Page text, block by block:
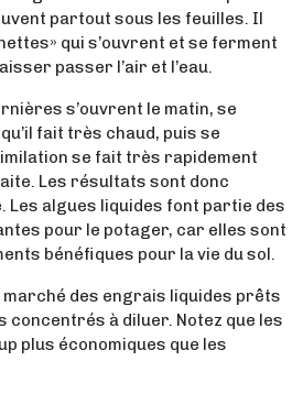
partout sous les feuilles. Il
qui s’ouvrent et se ferment
passer l’air et l’eau.
s’ouvrent le matin, se
fait très chaud, puis se
se fait très rapidement
Les résultats sont donc
Les algues liquides font partie des
pour le potager, car elles sont
bénéfiques pour la vie du sol.
des engrais liquides prêts
concentrés à diluer. Notez que les
plus économiques que les